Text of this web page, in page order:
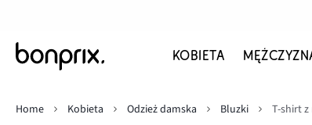
KOBIETA
Home
Kobieta Odzież damska Bluzki T-shirt